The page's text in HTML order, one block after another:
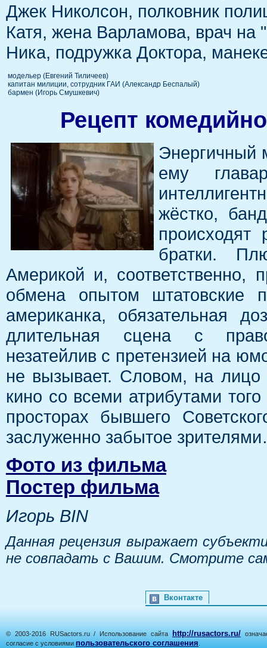
Джек Николсон, полковник
Катя, жена Варламова, врач
Ника, подружка Доктора,
модельер (Евгений Тиличеев)
капитан милиции, сотрудник ГАИ (Александр Беспалый)
бармен (Игорь Смушкевич)
Рецепт
Энергичный
ему
жёстко,
происходят
братки.
Америкой и,
обмена опытом штатовские
американка, обязательная
длительная сцена с
незатейлив с претензией на
не вызывает. Словом, на
кино со всеми атрибутами
просторах бывшего
заслуженно забытое
Фото из фильма
Постер фильма
Игорь BIN
Данная рецензия выражает
не совпадать с Вашим. Смотрите
Вконтакте
© 2003-2016 RUSactors.ru / Использование сайта http://rusactors.ru/
согласие с условиями пользовательского соглашения